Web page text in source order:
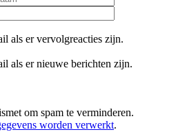
als er vervolgreacties zijn.
als er nieuwe berichten zijn.
om spam te verminderen.
worden verwerkt.